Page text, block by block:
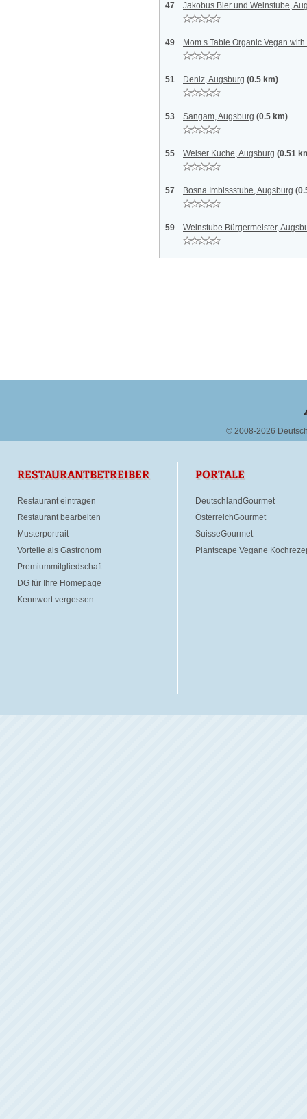
47 Jakobus Bier und Weinstube,
49 Mom s Table Organic Vegan
51 Deniz, Augsburg (0.5 km)
53 Sangam, Augsburg (0.5 km)
55 Welser Kuche, Augsburg (0.51
57 Bosna Imbissstube, Augsburg
59 Weinstube Bürgermeister,
© 2008-2026
RESTAURANTBETREIBER
Restaurant eintragen
Restaurant bearbeiten
Musterportrait
Vorteile als Gastronom
Premiummitgliedschaft
DG für Ihre Homepage
Kennwort vergessen
PORTALE
DeutschlandGourmet
ÖsterreichGourmet
SuisseGourmet
Plantscape Vegane